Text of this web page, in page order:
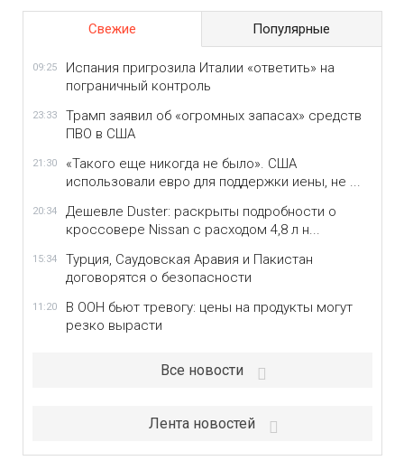
Свежие Популярные
09:25
Испания пригрозила Италии «ответить» на
пограничный контроль
23:33
Трамп заявил об «огромных запасах» средств
ПВО в США
21:30
«Такого еще никогда не было». США
использовали евро для поддержки иены, не ...
20:34
Дешевле Duster: раскрыты подробности о
кроссовере Nissan с расходом 4,8 л н...
15:34
Турция, Саудовская Аравия и Пакистан
договорятся о безопасности
11:20
В ООН бьют тревогу: цены на продукты могут
резко вырасти
Все новости
Лента новостей